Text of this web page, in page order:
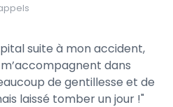
suite à mon accident,
dans
de gentillesse et de
laissé tomber un jour !